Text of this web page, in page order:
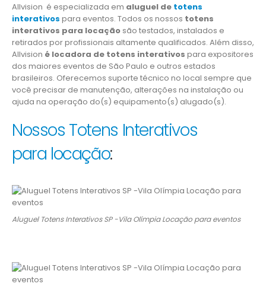
Allvision é especializada em aluguel de totens
interativos para eventos. Todos os nossos totens
interativos para locação são testados, instalados e
retirados por profissionais altamente qualificados. Além disso,
Allvision é locadora de totens interativos para expositores
dos maiores eventos de São Paulo e outros estados
brasileiros. Oferecemos suporte técnico no local sempre que
você precisar de manutenção, alterações na instalação ou
ajuda na operação do(s) equipamento(s) alugado(s).
Nossos Totens Interativos
para locação:
Aluguel Totens Interativos SP -Vila Olímpia Locação para eventos